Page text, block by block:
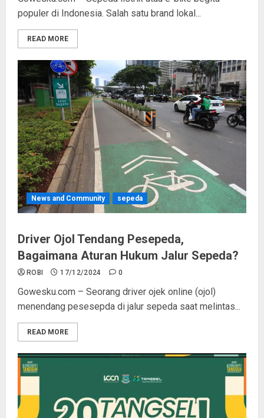
populer di Indonesia. Salah satu brand lokal...
READ MORE
News and Community sepeda
Driver Ojol Tendang Pesepeda,
Bagaimana Aturan Hukum Jalur Sepeda?
ROBI 17/12/2024 0
Gowesku.com – Seorang driver ojek online (ojol)
menendang pesesepda di jalur sepeda saat melintas...
READ MORE